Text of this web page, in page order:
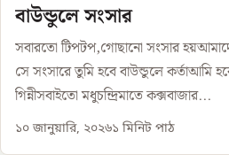
বাউন্ডুলে সংসার
সবারতো টিপটপ,গোছানো সংসার
সে সংসারে তুমি হবে বাউন্ডুলে কর্তাআমি
গিন্নীসবাইতো মধুচন্দ্রিমাতে কক্সবাজার...
১০ জানুয়ারি, ২০২৬১ মিনিট পাঠ